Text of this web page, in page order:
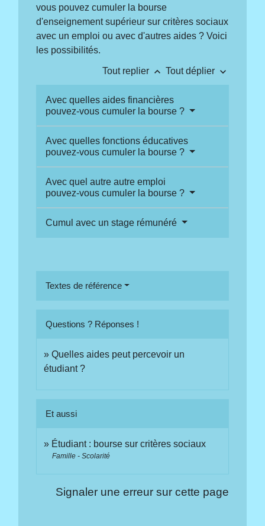
vous pouvez cumuler la bourse
d'enseignement supérieur sur critères sociaux
avec un emploi ou avec d'autres aides ? Voici
les possibilités.
Tout replier keyboard_arrow_up Tout déplier keyboard_arrow_down
Avec quelles aides financières
pouvez-vous cumuler la bourse ?
Avec quelles fonctions éducatives
pouvez-vous cumuler la bourse ?
Avec quel autre autre emploi
pouvez-vous cumuler la bourse ?
Cumul avec un stage rémunéré
Textes de référence
Questions ? Réponses !
Quelles aides peut percevoir un
étudiant ?
Et aussi
Étudiant : bourse sur critères sociaux
Famille - Scolarité
Signaler une erreur sur cette page